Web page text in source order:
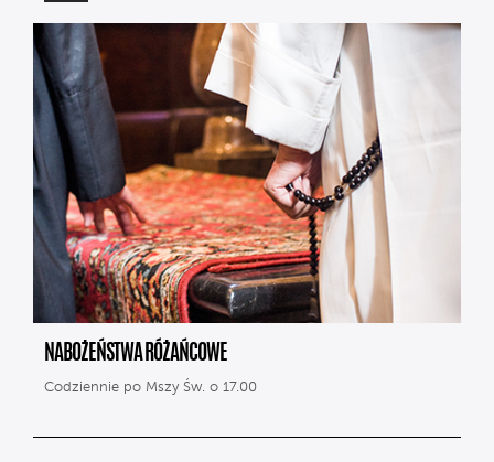
NABOŻEŃSTWA RÓŻAŃCOWE
Codziennie po Mszy Św. o 17.00